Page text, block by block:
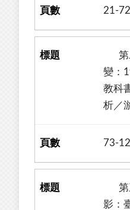
21-72
第
變：
教科
析／
73-
第
影：